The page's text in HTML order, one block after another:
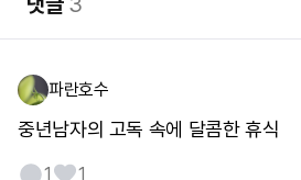
파란호수
중년남자의 고독 속에 달콤한 휴식
1 1